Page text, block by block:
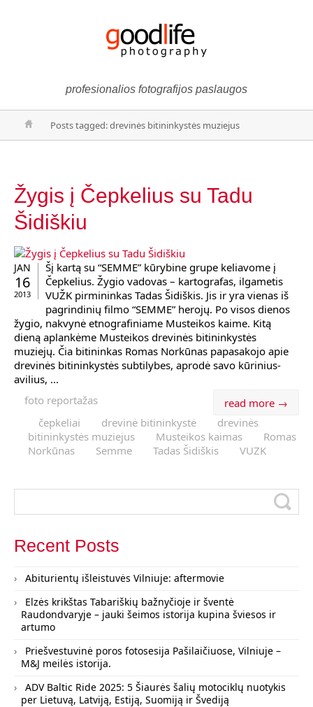
profesionalios fotografijos paslaugos
Posts tagged: drevinės bitininkystės muziejus
Žygis į Čepkelius su Tadu
Šidiškiu
JAN
16
2013
Šį kartą su “SEMME” kūrybine grupe keliavome į
Čepkelius. Žygio vadovas – kartografas, ilgametis
VUŽK pirmininkas Tadas Šidiškis. Jis ir yra vienas iš
pagrindinių filmo “SEMME” herojų. Po visos dienos
žygio, nakvynė etnografiniame Musteikos kaime. Kitą
dieną aplankėme Musteikos drevinės bitininkystės
muziejų. Čia bitininkas Romas Norkūnas papasakojo apie
drevinės bitininkystės subtilybes, aprodė savo kūrinius-
avilius, ...
read more →
foto reportažas
čepkeliai
drevinė bitininkystė
drevinės
bitininkystės muziejus
Musteikos kaimas
Romas
Norkūnas
Semme Tadas Šidiškis VUZK
Recent Posts
Abiturientų išleistuvės Vilniuje: aftermovie
Elzės krikštas Tabariškių bažnyčioje ir šventė
Raudondvaryje – jauki šeimos istorija kupina šviesos ir
artumo
Priešvestuvinė poros fotosesija Pašilaičiuose, Vilniuje –
M&J meilės istorija.
ADV Baltic Ride 2025: 5 Šiaurės šalių motociklų nuotykis
per Lietuvą, Latviją, Estiją, Suomiją ir Švediją